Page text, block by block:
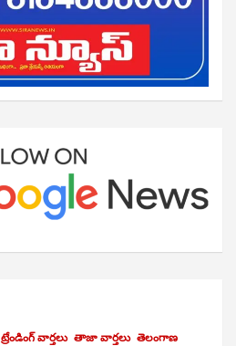
ట్రేండింగ్ వార్తలు తాజా వార్తలు తెలంగాణ